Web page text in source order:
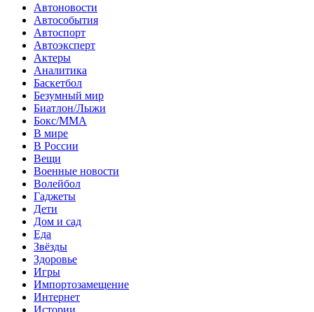
Автоновости
Автособытия
Автоспорт
Автоэксперт
Актеры
Аналитика
Баскетбол
Безумный мир
Биатлон/Лыжи
Бокс/MMA
В мире
В России
Вещи
Военные новости
Волейбол
Гаджеты
Дети
Дом и сад
Еда
Звёзды
Здоровье
Игры
Импортозамещение
Интернет
Истории